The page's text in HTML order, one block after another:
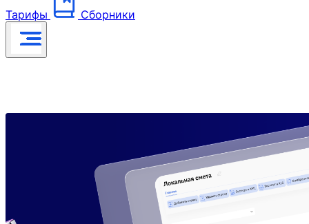
Тарифы Сборники